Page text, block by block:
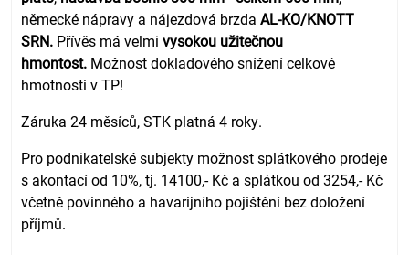
německé nápravy a nájezdová brzdaAL-KO/KNOTT
SRN. Přívěs má velmi vysokou užitečnou
hmontost. Možnost dokladového snížení celkové
hmotnosti v TP!
Záruka 24 měsíců, STK platná 4 roky.
Pro podnikatelské subjekty možnost splátkového prodeje
s akontací od 10%, tj. 14100,- Kč a splátkou od 3254,- Kč
včetně povinného a havarijního pojištění bez doložení
příjmů.